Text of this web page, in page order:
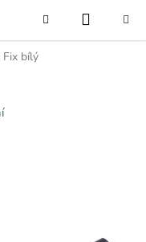
KOŠÍK
Fix bílý